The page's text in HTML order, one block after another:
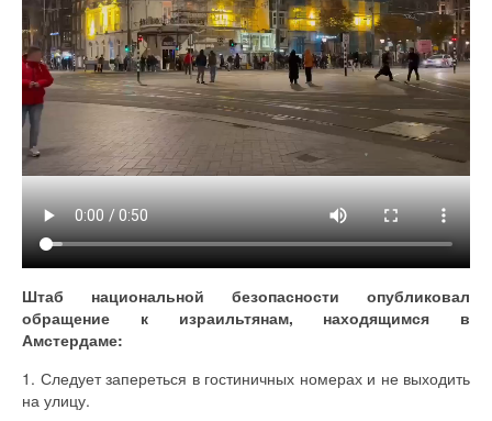
Штаб национальной безопасности опубликовал
обращение к израильтянам, находящимся в
Амстердаме:
1. Следует запереться в гостиничных номерах и не выходить
на улицу.